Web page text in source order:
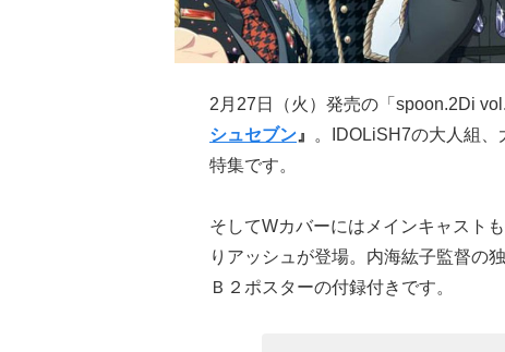
2月27日（火）発売の「spoon.2Di
シュセブン 』
。IDOLiSH7の大人組
特集です。
そしてWカバーにはメインキャスト
りアッシュが登場。内海紘子監督の
Ｂ２ポスターの付録付きです。